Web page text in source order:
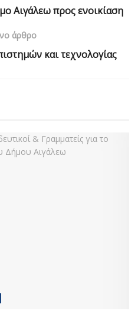
Αιγάλεω προς ενοικίαση
άρθρο
και τεχνολογίας